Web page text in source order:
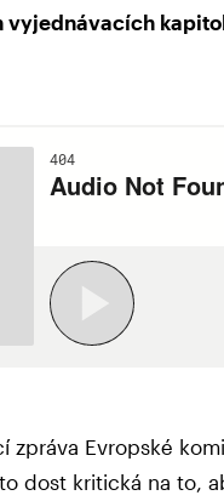
vyjednávacích
zpráva Evropské
dost kritická na to,